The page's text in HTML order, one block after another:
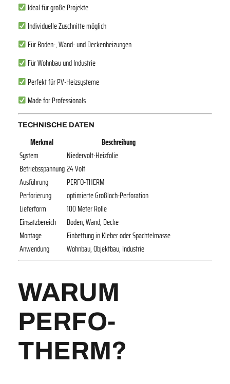
Ideal für große Projekte
Individuelle Zuschnitte möglich
Für Boden-, Wand- und Deckenheizungen
Für Wohnbau und Industrie
Perfekt für PV-Heizsysteme
Made for Professionals
TECHNISCHE DATEN
Merkmal
Beschreibung
System
Niedervolt-Heizfolie
Betriebsspannung24 Volt
Ausführung
PERFO-THERM
Perforierung
optimierte Großloch-Perforation
Lieferform
100 Meter Rolle
Einsatzbereich
Boden, Wand, Decke
Montage
Einbettung in Kleber oder Spachtelmasse
Anwendung
Wohnbau, Objektbau, Industrie
WARUM
PERFO-
THERM?